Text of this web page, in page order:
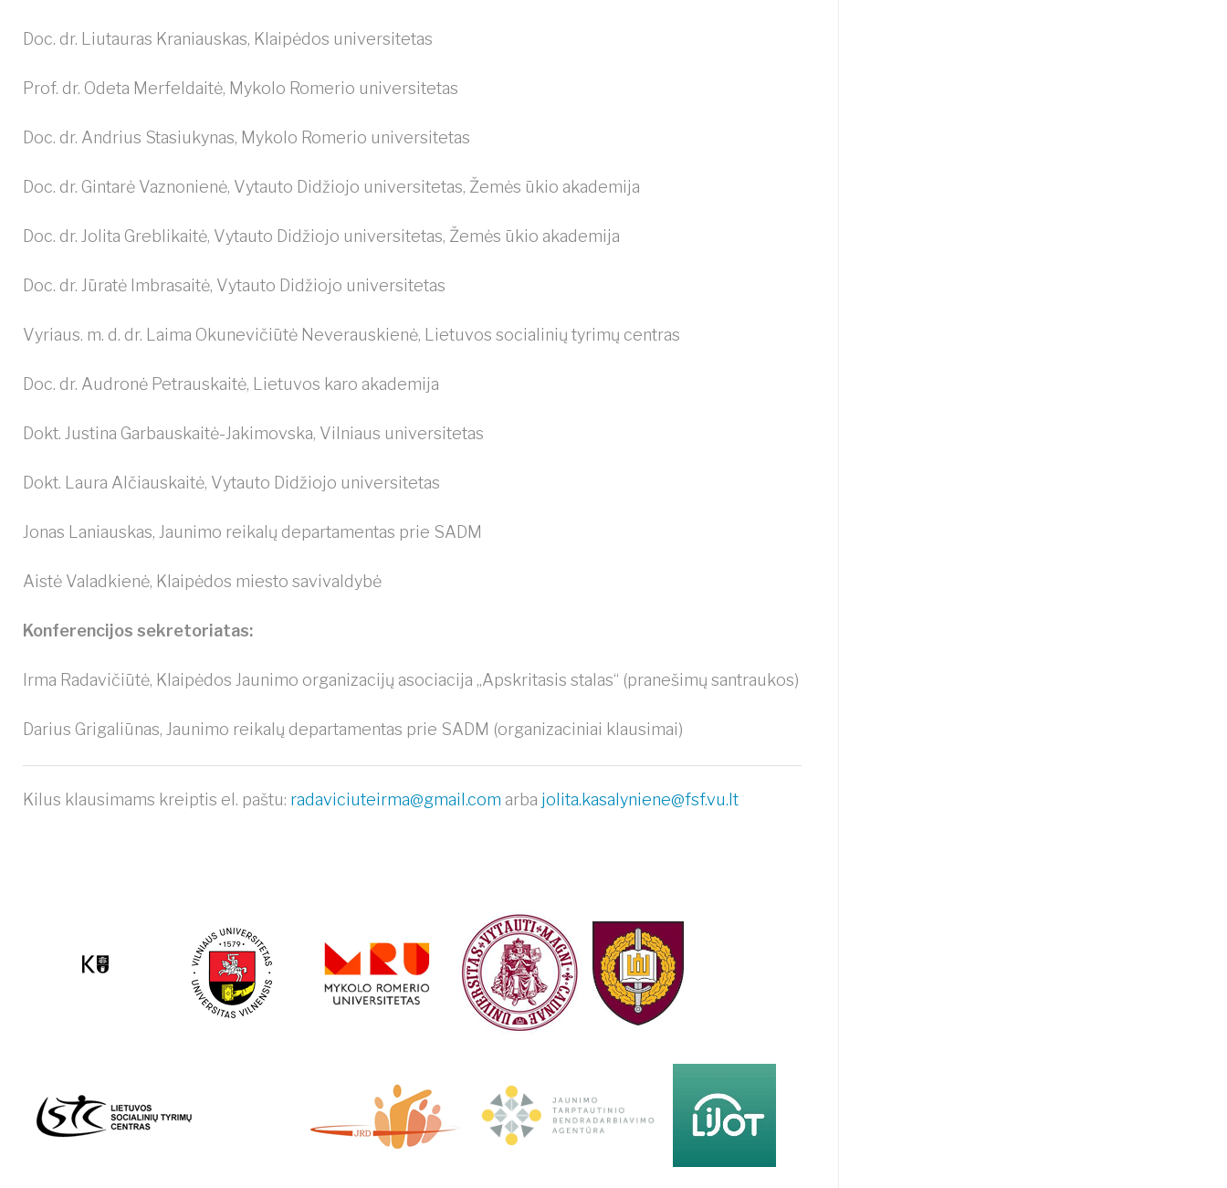
Doc. dr. Liutauras Kraniauskas, Klaipėdos universitetas
Prof. dr. Odeta Merfeldaitė, Mykolo Romerio universitetas
Doc. dr. Andrius Stasiukynas, Mykolo Romerio universitetas
Doc. dr. Gintarė Vaznonienė, Vytauto Didžiojo universitetas, Žemės ūkio akademija
Doc. dr. Jolita Greblikaitė, Vytauto Didžiojo universitetas, Žemės ūkio akademija
Doc. dr. Jūratė Imbrasaitė, Vytauto Didžiojo universitetas
Vyriaus. m. d. dr. Laima Okunevičiūtė Neverauskienė, Lietuvos socialinių tyrimų centras
Doc. dr. Audronė Petrauskaitė, Lietuvos karo akademija
Dokt. Justina Garbauskaitė-Jakimovska, Vilniaus universitetas
Dokt. Laura Alčiauskaitė, Vytauto Didžiojo universitetas
Jonas Laniauskas, Jaunimo reikalų departamentas prie SADM
Aistė Valadkienė, Klaipėdos miesto savivaldybė
Konferencijos sekretoriatas:
Irma Radavičiūtė, Klaipėdos Jaunimo organizacijų asociacija „Apskritasis stalas“ (pranešimų santraukos)
Darius Grigaliūnas, Jaunimo reikalų departamentas prie SADM (organizaciniai klausimai)
Kilus klausimams kreiptis el. paštu: radaviciuteirma@gmail.com arba jolita.kasalyniene@fsf.vu.lt